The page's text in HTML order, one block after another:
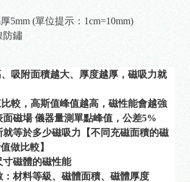
5mm (單位提示：1cm=10mm)
防鏽
吸附面積越大、厚度越厚，磁吸力就
較，高斯值峰值越高，磁性能會越強
磁場 儀器量測單點峰值，公差5%
做比較】
磁體的磁性能
材料等級、磁體面積、磁體厚度